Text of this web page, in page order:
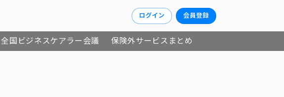
ログイン 会員登録
全国ビジネスケアラー会議 保険外サービスまとめ